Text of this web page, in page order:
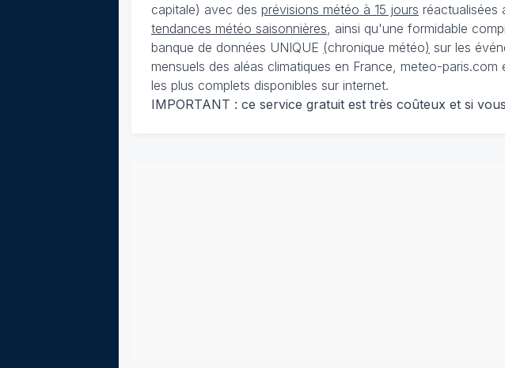
capitale) avec des prévisions météo à 15 jours réactualisées
tendances météo saisonnières , ainsi qu'une formidable
banque de données UNIQUE (chronique météo) sur les
mensuels des aléas climatiques en France, meteo-
les plus complets disponibles sur internet.
IMPORTANT : ce service gratuit est très coûteux et si